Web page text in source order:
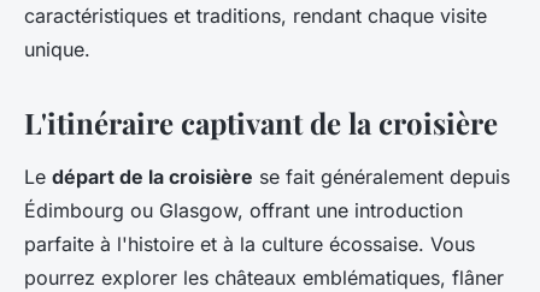
caractéristiques et traditions, rendant chaque visite
unique.
L'itinéraire captivant de la croisière
Le départ de la croisière se fait généralement depuis
Édimbourg ou Glasgow, offrant une introduction
parfaite à l'histoire et à la culture écossaise. Vous
pourrez explorer les châteaux emblématiques, flâner